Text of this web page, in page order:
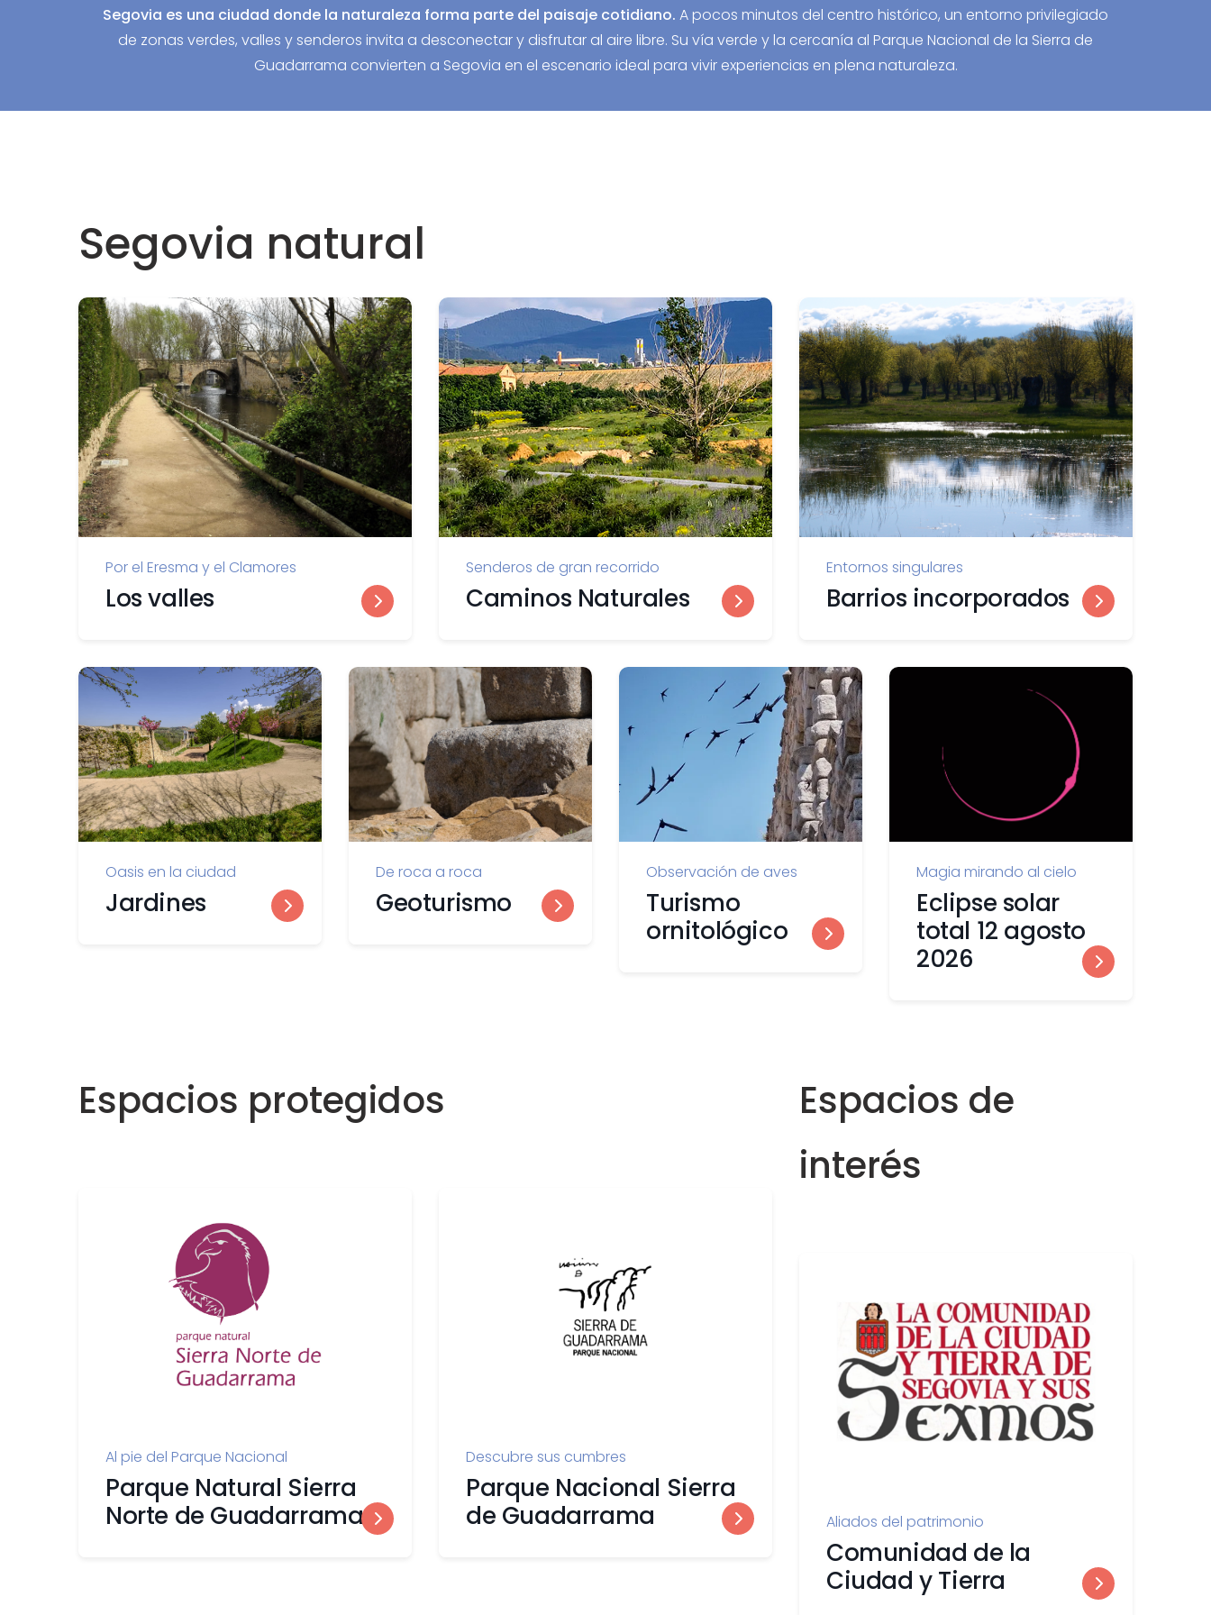
Segovia es una ciudad donde la naturaleza forma parte del paisaje cotidiano. A pocos minutos del centro histórico, un entorno privilegiado
de zonas verdes, valles y senderos invita a desconectar y disfrutar al aire libre. Su vía verde y la cercanía al Parque Nacional de la Sierra de
Guadarrama convierten a Segovia en el escenario ideal para vivir experiencias en plena naturaleza.
Segovia natural
Por el Eresma y el Clamores
Los valles
Senderos de gran recorrido
Caminos Naturales
Entornos singulares
Barrios incorporados
Oasis en la ciudad
Jardines
De roca a roca
Geoturismo
Observación de aves
Turismo
ornitológico
Magia mirando al cielo
Eclipse solar
total 12 agosto
2026
Espacios protegidos
Al pie del Parque Nacional
Parque Natural Sierra
Norte de Guadarrama
Descubre sus cumbres
Parque Nacional Sierra
de Guadarrama
Espacios de
interés
Aliados del patrimonio
Comunidad de la
Ciudad y Tierra